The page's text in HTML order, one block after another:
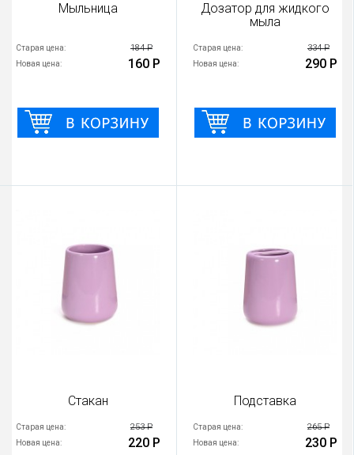
Мыльница
Старая цена: 184 Р
Новая цена: 160 Р
Дозатор для жидкого
мыла
Старая цена: 334 Р
Новая цена: 290 Р
Стакан
Старая цена: 253 Р
Новая цена: 220 Р
Подставка
Старая цена: 265 Р
Новая цена: 230 Р